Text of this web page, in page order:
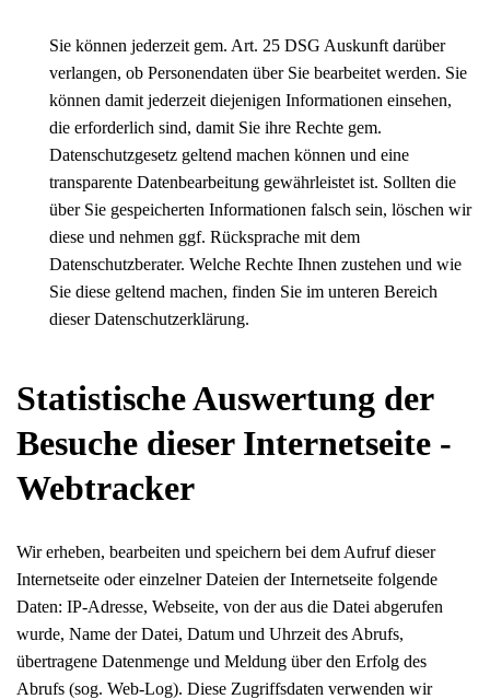
Sie können jederzeit gem. Art. 25 DSG Auskunft darüber
verlangen, ob Personendaten über Sie bearbeitet werden. Sie
können damit jederzeit diejenigen Informationen einsehen,
die erforderlich sind, damit Sie ihre Rechte gem.
Datenschutzgesetz geltend machen können und eine
transparente Datenbearbeitung gewährleistet ist. Sollten die
über Sie gespeicherten Informationen falsch sein, löschen wir
diese und nehmen ggf. Rücksprache mit dem
Datenschutzberater. Welche Rechte Ihnen zustehen und wie
Sie diese geltend machen, finden Sie im unteren Bereich
dieser Datenschutzerklärung.
Statistische Auswertung der
Besuche dieser Internetseite -
Webtracker
Wir erheben, bearbeiten und speichern bei dem Aufruf dieser
Internetseite oder einzelner Dateien der Internetseite folgende
Daten: IP-Adresse, Webseite, von der aus die Datei abgerufen
wurde, Name der Datei, Datum und Uhrzeit des Abrufs,
übertragene Datenmenge und Meldung über den Erfolg des
Abrufs (sog. Web-Log). Diese Zugriffsdaten verwenden wir